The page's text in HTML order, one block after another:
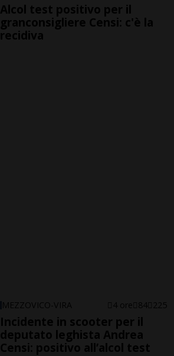
Alcol test positivo per il
granconsigliere Censi: c'è la
recidiva
MEZZOVICO-VIRA 4 ore 84 225
Incidente in scooter per il
deputato leghista Andrea
Censi: positivo all’alcol test